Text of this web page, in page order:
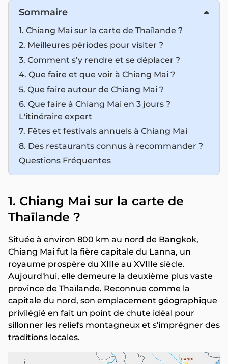
Sommaire
1. Chiang Mai sur la carte de Thaïlande ?
2. Meilleures périodes pour visiter ?
3. Comment s’y rendre et se déplacer ?
4. Que faire et que voir à Chiang Mai ?
5. Que faire autour de Chiang Mai ?
6. Que faire à Chiang Mai en 3 jours ?
L'itinéraire expert
7. Fêtes et festivals annuels à Chiang Mai
8. Des restaurants connus à recommander ?
Questions Fréquentes
1. Chiang Mai sur la carte de
Thaïlande ?
Située à environ 800 km au nord de Bangkok,
Chiang Mai fut la fière capitale du Lanna, un
royaume prospère du XIIIe au XVIIIe siècle.
Aujourd'hui, elle demeure la deuxième plus vaste
province de Thaïlande. Reconnue comme la
capitale du nord, son emplacement géographique
privilégié en fait un point de chute idéal pour
sillonner les reliefs montagneux et s'imprégner des
traditions locales.